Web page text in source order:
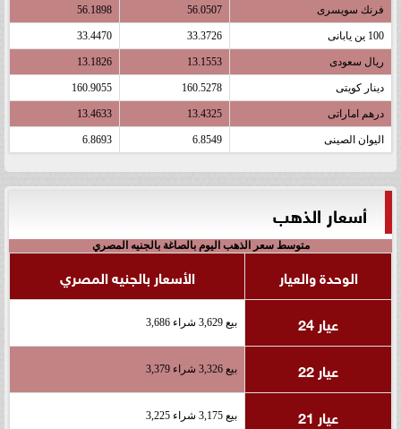
فرنك سويسرى 56.0507
56.1898
100 ين يابانى 33.3726
33.4470
ريال سعودى 13.1553
13.1826
دينار كويتى 160.5278
160.9055
درهم اماراتى 13.4325
13.4633
اليوان الصينى 6.8549
6.8693
أسعار الذهب
متوسط سعر الذهب اليوم بالصاغة بالجنيه المصري
الوحدة والعيار
الأسعار بالجنيه المصري
عيار 24
بيع 3,629 شراء 3,686
عيار 22 بيع 3,326 شراء 3,379
عيار 21 بيع 3,175 شراء 3,225